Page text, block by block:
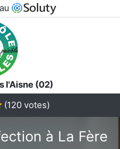
l'Aisne (02)
(120 votes)
à La Fère